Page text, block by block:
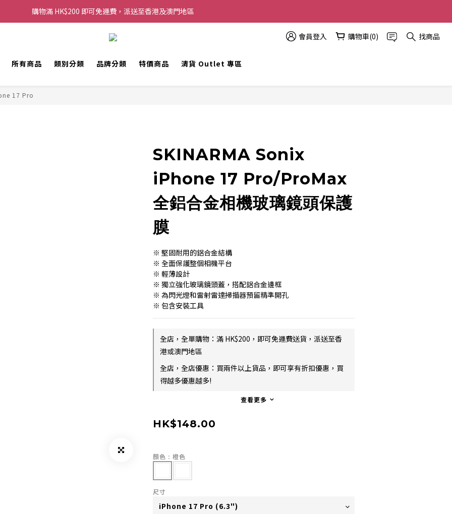
購物滿 HK$200 即可免運費，派送至香港及澳門地區
購物滿 HK$200 即可免運費，派送至香港及澳門地區
滿 HK$250，以轉數快或八達通方式付款，額外再減 HK$10，買得越多優惠越多! 會員登入 購物車(0) 找商品
所有商品 類別分類 品牌分類 特價商品 清貨 Outlet 專區
17 Pro
SKINARMA Sonix
iPhone 17 Pro/ProMax
全鋁合金相機玻璃鏡頭保護
膜
※ 堅固耐用的鋁合金結構
※ 全面保護整個相機平台
※ 輕薄設計
※ 獨立強化玻璃鏡頭蓋，搭配鋁合金邊框
※ 為閃光燈和雷射雷達掃描器預留精準開孔
※ 包含安裝工具
全店，全單購物：滿 HK$200，即可免運費送貨，派送至香
港或澳門地區
全店，全店優惠：買兩件以上貨品，即可享有折扣優惠，買
得越多優惠越多!
查看更多
HK$148.00
顏色 : 橙色
尺寸